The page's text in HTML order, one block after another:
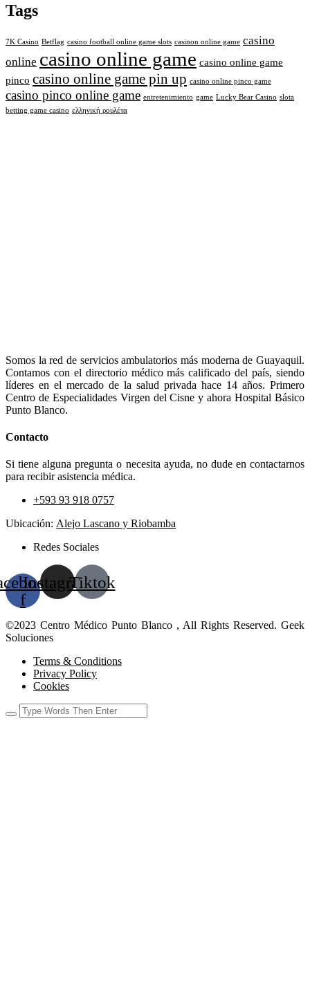
Tags
7K Casino Betflag casino football online game slots casinon online game casino
online casino online game casino online game
pinco casino online game pin up casino online pinco game
casino pinco online game entretenimiento game Lucky Bear Casino slota
betting game casino ελληνική ρουλέτα
Somos la red de servicios ambulatorios más moderna de Guayaquil.
Contamos con el directorio médico más calificado del país, siendo
líderes en el mercado de la salud privada hace 14 años. Primero
Centro de Especialidades Virgen del Cisne y ahora Hospital Básico
Punto Blanco.
Contacto
Si tiene alguna pregunta o necesita ayuda, no dude en contactarnos
para recibir asistencia médica.
+593 93 918 0757
Ubicación: Alejo Lascano y Riobamba
Redes Sociales
f
InstagramTiktok
©2023 Centro Médico Punto Blanco , All Rights Reserved. Geek
Soluciones
Terms & Conditions
Privacy Policy
Cookies